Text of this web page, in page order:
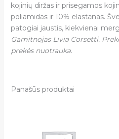
kojinių diržas ir prisegamos
poliamidas ir 10% elastanas.
patogiai jaustis, kiekvienai
Gamitnojas Livia Corsetti.
prekės nuotrauka.
Panašūs produktai